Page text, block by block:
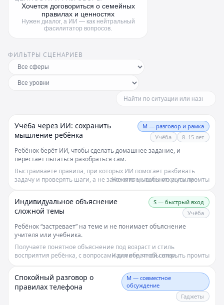
Хочется договориться о семейных
правилах и ценностях
Нужен диалог, а ИИ — как нейтральный
фасилитатор вопросов.
ФИЛЬТРЫ СЦЕНАРИЕВ
Учёба через ИИ: сохранить
мышление ребёнка
M — разговор и рамка
Учёба
8–15 лет
Ребёнок берёт ИИ, чтобы сделать домашнее задание, и
перестаёт пытаться разобраться сам.
Выстраиваете правила, при которых ИИ помогает разбивать
задачу и проверять шаги, а не заменять мышление и усилие.
Нажмите, чтобы открыть промты
Индивидуальное объяснение
сложной темы
S — быстрый вход
Учёба
Ребёнок “застревает” на теме и не понимает объяснение
учителя или учебника.
Получаете понятное объяснение под возраст и стиль
восприятия ребёнка, с вопросами для обратной связи.
Нажмите, чтобы открыть промты
Спокойный разговор о
правилах телефона
M — совместное
обсуждение
Гаджеты